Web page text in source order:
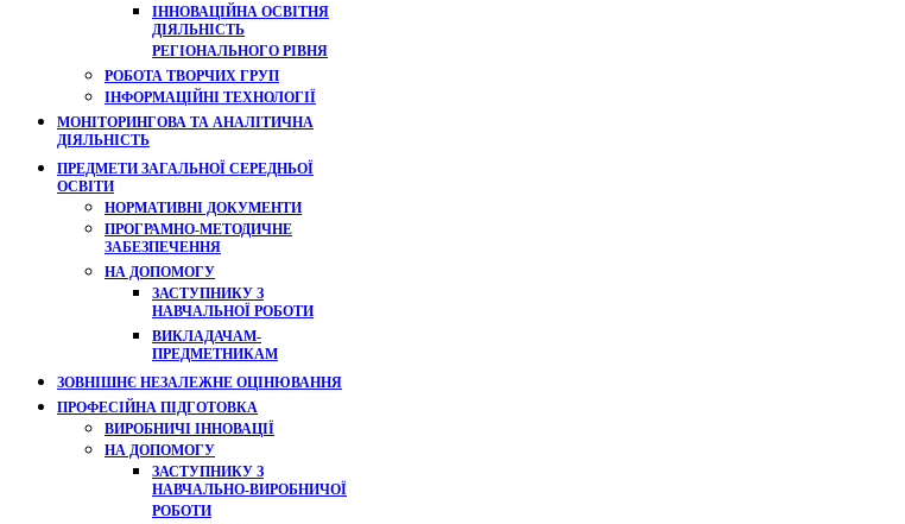
ІННОВАЦІЙНА ОСВІТНЯ
ДІЯЛЬНІСТЬ
РЕГІОНАЛЬНОГО РІВНЯ
РОБОТА ТВОРЧИХ ГРУП
ІНФОРМАЦІЙНІ ТЕХНОЛОГІЇ
МОНІТОРИНГОВА ТА АНАЛІТИЧНА
ДІЯЛЬНІСТЬ
ПРЕДМЕТИ ЗАГАЛЬНОЇ СЕРЕДНЬОЇ
ОСВІТИ
НОРМАТИВНІ ДОКУМЕНТИ
ПРОГРАМНО-МЕТОДИЧНЕ
ЗАБЕЗПЕЧЕННЯ
НА ДОПОМОГУ
ЗАСТУПНИКУ З
НАВЧАЛЬНОЇ РОБОТИ
ВИКЛАДАЧАМ-
ПРЕДМЕТНИКАМ
ЗОВНІШНЄ НЕЗАЛЕЖНЕ ОЦІНЮВАННЯ
ПРОФЕСІЙНА ПІДГОТОВКА
ВИРОБНИЧІ ІННОВАЦІЇ
НА ДОПОМОГУ
ЗАСТУПНИКУ З
НАВЧАЛЬНО-ВИРОБНИЧОЇ
РОБОТИ